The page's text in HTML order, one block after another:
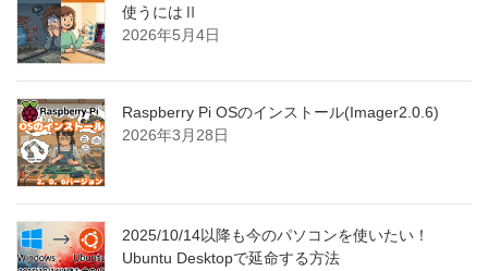
使うにはⅡ
2026年5月4日
Raspberry Pi OSのインストール(Imager2.0.6)
2026年3月28日
2025/10/14以降も今のパソコンを使いたい！
Ubuntu Desktopで延命する方法